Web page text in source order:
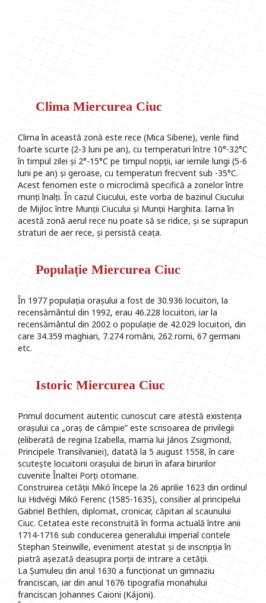
Clima Miercurea Ciuc
Clima în această zonă este rece (Mica Siberie), verile fiind
foarte scurte (2-3 luni pe an), cu temperaturi între 10°-32°C
în timpul zilei și 2°-15°C pe timpul nopții, iar iernile lungi (5-6
luni pe an) și geroase, cu temperaturi frecvent sub -35°C.
Acest fenomen este o microclimă specifică a zonelor între
munți înalți. În cazul Ciucului, este vorba de bazinul Ciucului
de Mijloc între Munții Ciucului și Munții Harghita. Iarna în
acestă zonă aerul rece nu poate să se ridice, și se suprapun
straturi de aer rece, și persistă ceața.
Populație Miercurea Ciuc
În 1977 populația orașului a fost de 30.936 locuitori, la
recensământul din 1992, erau 46.228 locuitori, iar la
recensământul din 2002 o populație de 42.029 locuitori, din
care 34.359 maghiari, 7.274 români, 262 romi, 67 germani
etc.
Istoric Miercurea Ciuc
Primul document autentic cunoscut care atestă existența
orașului ca „oraș de câmpie” este scrisoarea de privilegii
(eliberată de regina Izabella, mama lui János Zsigmond,
Principele Transilvaniei), datată la 5 august 1558, în care
scutește locuitorii orașului de biruri în afara birurilor
cuvenite Înaltei Porți otomane.
Construirea cetății Mikó începe la 26 aprilie 1623 din ordinul
lui Hidvégi Mikó Ferenc (1585-1635), consilier al principelui
Gabriel Bethlen, diplomat, cronicar, căpitan al scaunului
Ciuc. Cetatea este reconstruită în forma actuală între anii
1714-1716 sub conducerea generalului imperial contele
Stephan Steinwille, eveniment atestat și de inscripția în
piatră așezată deasupra porții de intrare a cetății.
La Șumuleu din anul 1630 a funcționat un gimnaziu
franciscan, iar din anul 1676 tipografia monahului
franciscan Johannes Caioni (Kájoni).